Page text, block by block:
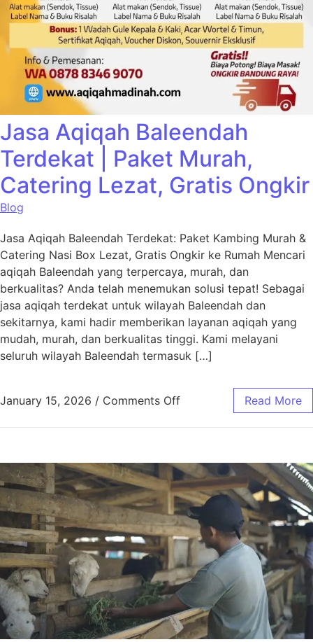
Jasa Aqiqah Baleendah
Terdekat | Paket Murah,
Catering Lezat, Gratis Ongkir
Blog
Jasa Aqiqah Baleendah Terdekat: Paket Kambing Murah &
Catering Nasi Box Lezat, Gratis Ongkir ke Rumah Mencari
aqiqah Baleendah yang terpercaya, murah, dan
berkualitas? Anda telah menemukan solusi tepat! Sebagai
jasa aqiqah terdekat untuk wilayah Baleendah dan
sekitarnya, kami hadir memberikan layanan aqiqah yang
mudah, murah, dan berkualitas tinggi. Kami melayani
seluruh wilayah Baleendah termasuk […]
January 15, 2026 / Comments Off Read More